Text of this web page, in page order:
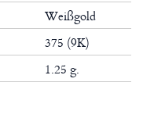
Weißgold
375 (9K)
1.25 g.